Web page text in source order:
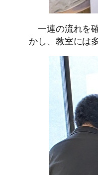
一連の流れを
かし、教室には